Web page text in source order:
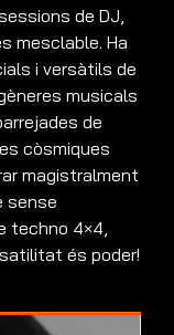
de DJ,
mesclable. Ha
i versàtils de
musicals
de
còsmiques
magistralment
sense
techno 4×4,
és poder!